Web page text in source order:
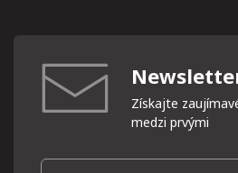
Získajte
medzi prvými